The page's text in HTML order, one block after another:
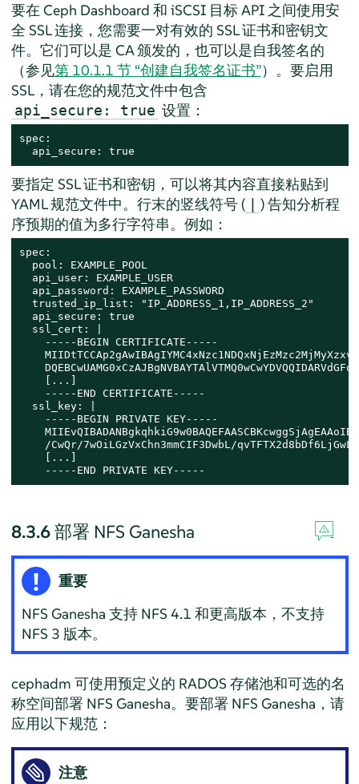
要在 Ceph Dashboard 和 iSCSI 目标 API 之间使用安
全 SSL 连接，您需要一对有效的 SSL 证书和密钥文
件。它们可以是 CA 颁发的，也可以是自我签名的
（参见第 10.1.1 节 “创建自我签名证书”）。要启用
SSL，请在您的规范文件中包含
api_secure: true 设置：
spec:
  api_secure: true
要指定 SSL 证书和密钥，可以将其内容直接粘贴到
YAML 规范文件中。行末的竖线符号 (
) 告知分析程
序预期的值为多行字符串。例如：
spec:
  pool: EXAMPLE_POOL
  api_user: EXAMPLE_USER
  api_password: EXAMPLE_PASSWORD
  trusted_ip_list: "IP_ADDRESS_1,IP_ADDRESS_2"
  api_secure: true
  ssl_cert: |
    -----BEGIN CERTIFICATE-----
    [...]
    -----END CERTIFICATE-----
  ssl_key: |
    -----BEGIN PRIVATE KEY-----
/CwQr/7wOiLGzVxChn3mmCIF3DwbL/
    [...]
    -----END PRIVATE KEY-----
8.3.6部署 NFS Ganesha
重要
NFS Ganesha 支持 NFS 4.1 和更高版本，不支持
NFS 3 版本。
cephadm 可使用预定义的 RADOS 存储池和可选的名
称空间部署 NFS Ganesha。要部署 NFS Ganesha，请
应用以下规范：
注意